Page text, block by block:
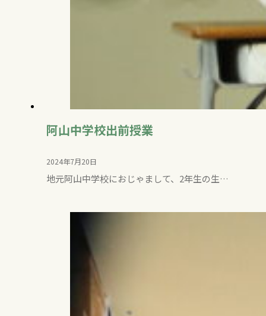
阿山中学校出前授業
2024年7月20日
地元阿山中学校におじゃまして、2年生の生…